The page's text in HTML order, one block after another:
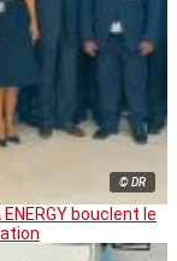
© DR
bouclent le